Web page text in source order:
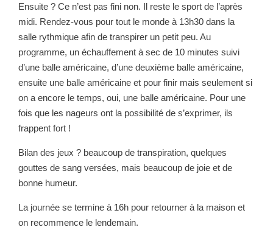
Ensuite ? Ce n’est pas fini non. Il reste le sport de l’après
midi. Rendez-vous pour tout le monde à 13h30 dans la
salle rythmique afin de transpirer un petit peu. Au
programme, un échauffement à sec de 10 minutes suivi
d’une balle américaine, d’une deuxième balle américaine,
ensuite une balle américaine et pour finir mais seulement si
on a encore le temps, oui, une balle américaine. Pour une
fois que les nageurs ont la possibilité de s’exprimer, ils
frappent fort !
Bilan des jeux ? beaucoup de transpiration, quelques
gouttes de sang versées, mais beaucoup de joie et de
bonne humeur.
La journée se termine à 16h pour retourner à la maison et
on recommence le lendemain.